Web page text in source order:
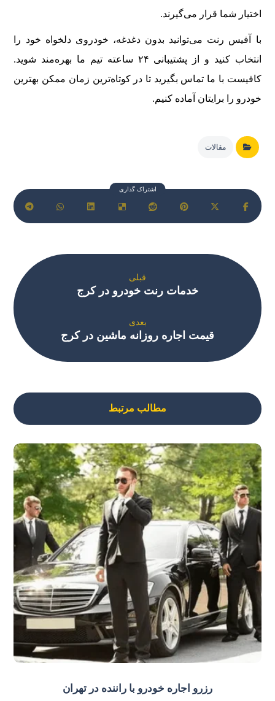
اختیار شما قرار می‌گیرند.
با آفیس رنت می‌توانید بدون دغدغه، خودروی دلخواه خود را
انتخاب کنید و از پشتیبانی ۲۴ ساعته تیم ما بهره‌مند شوید.
کافیست با ما تماس بگیرید تا در کوتاه‌ترین زمان ممکن بهترین
خودرو را برایتان آماده کنیم.
مقالات
قبلی
خدمات رنت خودرو در کرج
بعدی
قیمت اجاره روزانه ماشین در کرج
مطالب مرتبط
رزرو اجاره خودرو با راننده در تهران